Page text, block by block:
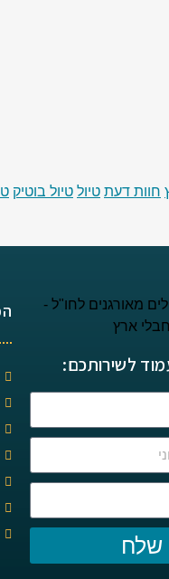
חוות דעת טיול טיול בוטיק
לשירותכם:
שלח